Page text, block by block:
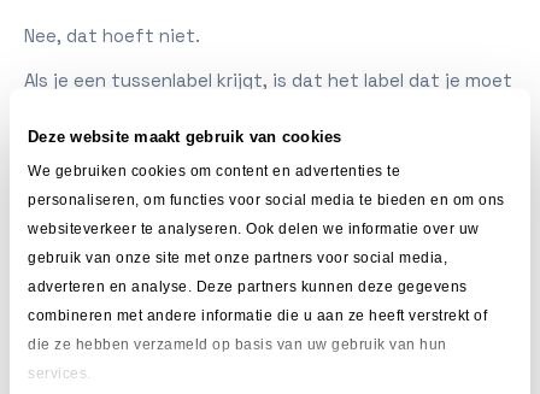
Deze website maakt gebruik van cookies
We gebruiken cookies om content en advertenties te
personaliseren, om functies voor social media te bieden en om ons
websiteverkeer te analyseren. Ook delen we informatie over uw
gebruik van onze site met onze partners voor social media,
adverteren en analyse. Deze partners kunnen deze gegevens
combineren met andere informatie die u aan ze heeft verstrekt of
die ze hebben verzameld op basis van uw gebruik van hun
services.
Nee, dat hoeft niet.
Als je een tussenlabel krijgt, is dat het label dat je moet
binnenkomt en plakken daarna het definitieve
verzendlabel op je pakket.
Download, print en plak dus gewoon het label dat je in
de portal krijgt.
Kan mijn zending vertraging
oplopen door een tussenlabel?
Nee, normaal gesproken niet.